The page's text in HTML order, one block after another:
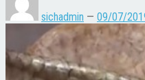
sichadmin — 09/07/